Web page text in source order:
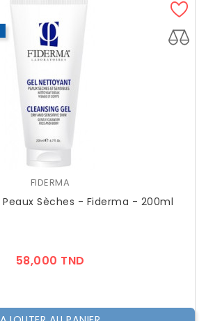
FIDERMA
Sèches - Fiderma - 200ml
58,000 TND